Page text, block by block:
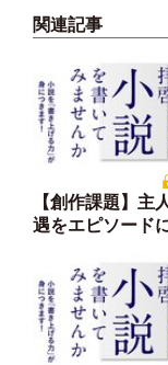
関連記事
【創作課題】主
遇をエピソード